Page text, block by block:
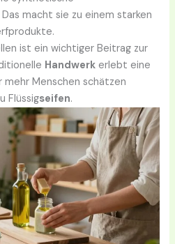
macht sie zu einem starken
ist ein wichtiger Beitrag zur
Handwerk erlebt eine
mehr Menschen schätzen
Flüssigseifen.